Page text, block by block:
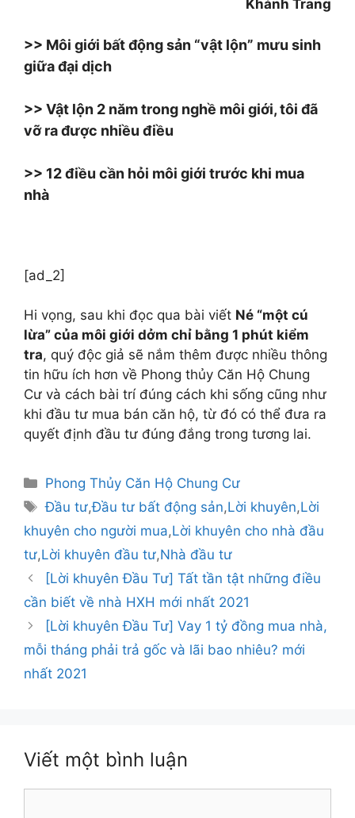
Khánh Trang
>> Môi giới bất động sản “vật lộn” mưu sinh
giữa đại dịch
>> Vật lộn 2 năm trong nghề môi giới, tôi đã
vỡ ra được nhiều điều
>> 12 điều cần hỏi môi giới trước khi mua
nhà
[ad_2]
Hi vọng, sau khi đọc qua bài viết Né “một cú
lừa” của môi giới dởm chỉ bằng 1 phút kiểm
tra, quý độc giả sẽ nắm thêm được nhiều thông
tin hữu ích hơn về Phong thủy Căn Hộ Chung
Cư và cách bài trí đúng cách khi sống cũng như
khi đầu tư mua bán căn hộ, từ đó có thể đưa ra
quyết định đầu tư đúng đắng trong tương lai.
Danh
mục
Phong Thủy Căn Hộ Chung Cư
Thẻ
Đầu tư,Đầu tư bất động sản,Lời khuyên,Lời
khuyên cho người mua,Lời khuyên cho nhà đầu
tư,Lời khuyên đầu tư,Nhà đầu tư
Điều
hướng
viết
[Lời khuyên Đầu Tư] Tất tần tật những điều
cần biết về nhà HXH mới nhất 2021
[Lời khuyên Đầu Tư] Vay 1 tỷ đồng mua nhà,
mỗi tháng phải trả gốc và lãi bao nhiêu? mới
nhất 2021
Viết một bình luận